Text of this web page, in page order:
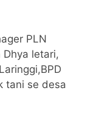
PLN
Dhya letari,
tani se desa